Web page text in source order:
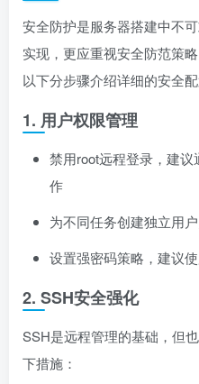
安全防护是服务器搭建中不
实现，更应重视安全防范策
以下分步骤介绍详细的安全配
1. 用户权限管理
禁用root远程登录，建
作
为不同任务创建独立用
设置强密码策略，建议
2. SSH安全强化
SSH是远程管理的基础，但
下措施：